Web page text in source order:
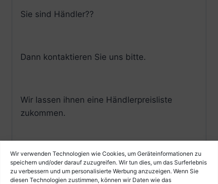
Wir verwenden Technologien wie Cookies, um Geräteinformationen zu
speichern und/oder darauf zuzugreifen. Wir tun dies, um das Surferlebnis
zu verbessern und um personalisierte Werbung anzuzeigen. Wenn Sie
diesen Technologien zustimmen, können wir Daten wie das
Sie sind Händler??
Dann kontaktieren Sie uns bitte.
Wir lassen ihnen eine Händlerpreisliste
zukommen.